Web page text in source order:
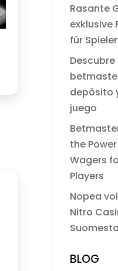
Rasante
exklusive
für
depósito
juego
the
Wagers
Players
Nopea
Nitro
Suomesta
BLOG